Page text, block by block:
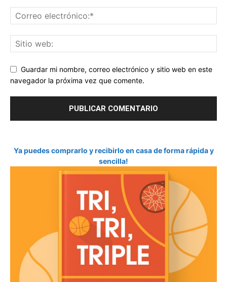
Guardar mi nombre, correo electrónico y sitio web en este
navegador la próxima vez que comente.
Ya puedes comprarlo y recibirlo en casa de forma rápida y
sencilla!